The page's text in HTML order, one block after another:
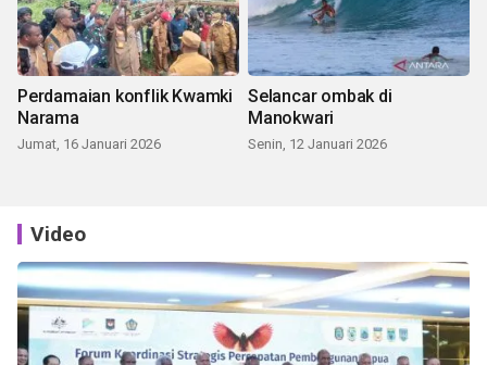
Perdamaian konflik Kwamki
Narama
Jumat, 16 Januari 2026
Selancar ombak di
Manokwari
Senin, 12 Januari 2026
Video